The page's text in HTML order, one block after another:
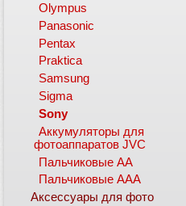
Olympus
Panasonic
Pentax
Praktica
Samsung
Sigma
Sony
Аккумуляторы для
фотоаппаратов JVC
Пальчиковые АА
Пальчиковые ААА
Аксессуары для фото